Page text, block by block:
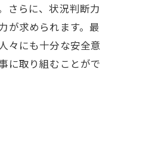
さらに、状況判断力
が求められます。最
々にも十分な安全意
に取り組むことがで